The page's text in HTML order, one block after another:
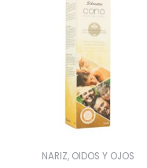
NARIZ, OIDOS Y OJOS